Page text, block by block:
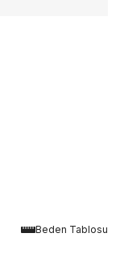
Beden Tablosu